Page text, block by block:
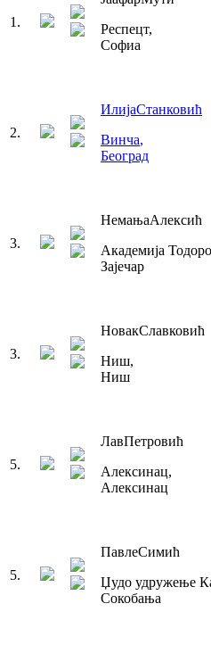
1 .
Респецт,
Софиа
2.
ИлијаСтанковић
Винча,
Београд
3.
НемањаАлексић
Академија
Зајечар
3.
НовакСлавковић
Ниш,
Ниш
5.
ЛавПетровић
Алексинац,
Алексинац
5.
ПавлеСимић
Џудо удружење
Сокобања